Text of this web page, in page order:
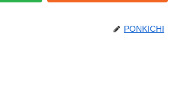
PONKICHI